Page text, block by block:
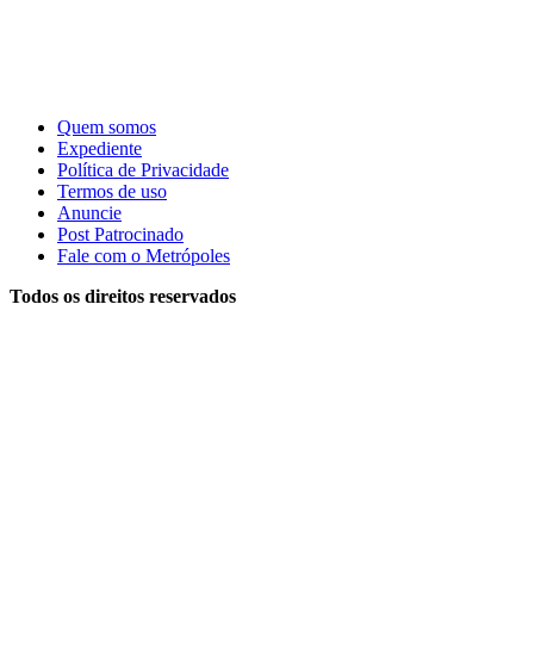
Quem somos
Expediente
Política de Privacidade
Termos de uso
Anuncie
Post Patrocinado
Fale com o Metrópoles
Todos os direitos reservados